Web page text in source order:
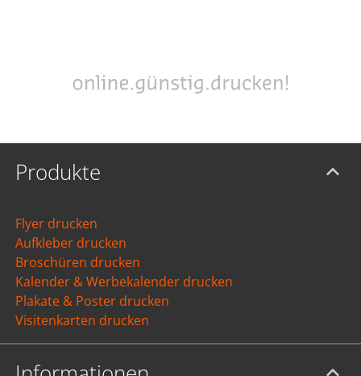
Produkte
Flyer drucken
Aufkleber drucken
Broschüren drucken
Kalender & Werbekalender drucken
Plakate & Poster drucken
Visitenkarten drucken